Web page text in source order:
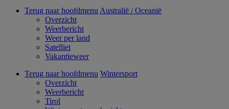
Terug naar hoofdmenu Australië / Oceanië
Overzicht
Weerbericht
Weer per land
Satelliet
Vakantieweer
Terug naar hoofdmenu Wintersport
Overzicht
Weerbericht
Tirol